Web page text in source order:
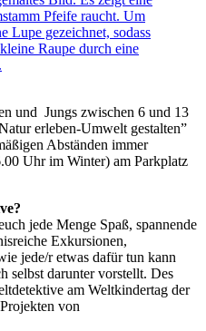
und Jungs zwischen 6 und 13
erleben-Umwelt gestalten”
Abständen immer
Uhr im Winter) am Parkplatz
jede Menge Spaß, spannende
Exkursionen,
jede/r etwas dafür tun kann
selbst darunter vorstellt. Des
am Weltkindertag der
von